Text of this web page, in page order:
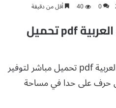
0
40 أقل من دقيقة
أوراق كتابة الحروف العربية pdf تحميل
تحميل أوراق كتابة الحروف العربية pdf تحميل مباشر لتوفير
حرف على حدا في مساحة